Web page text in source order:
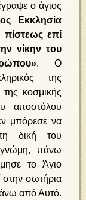
ο άγιος
Εκκλησία
πίστεως επί
νίκην του
. Ο
της
κοσμικής
αποστόλου
μπόρεσε να
δική του
γνώμη, πάνω
το Άγιο
στην σωτήρια
από Αυτό.